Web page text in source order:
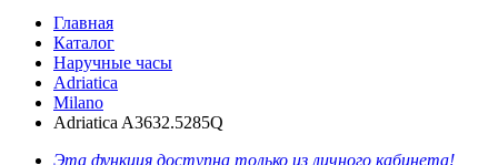
Главная
Каталог
Наручные часы
Adriatica
Milano
Adriatica A3632.5285Q
Эта функция доступна только из личного кабинета!